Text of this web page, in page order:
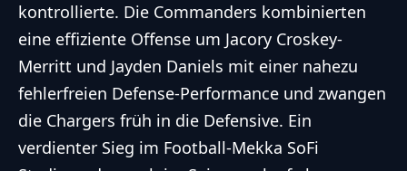
kontrollierte. Die Commanders kombinierten
eine effiziente Offense um Jacory Croskey-
Merritt und Jayden Daniels mit einer nahezu
fehlerfreien Defense-Performance und zwangen
die Chargers früh in die Defensive. Ein
verdienter Sieg im Football-Mekka SoFi